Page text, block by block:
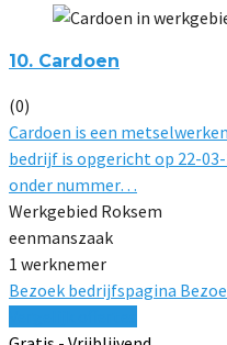
10. Cardoen
(0)
Cardoen is een
bedrijf is opgericht op 22-
onder nummer…
Werkgebied Roksem
eenmanszaak
1 werknemer
Bezoek bedrijfspagina